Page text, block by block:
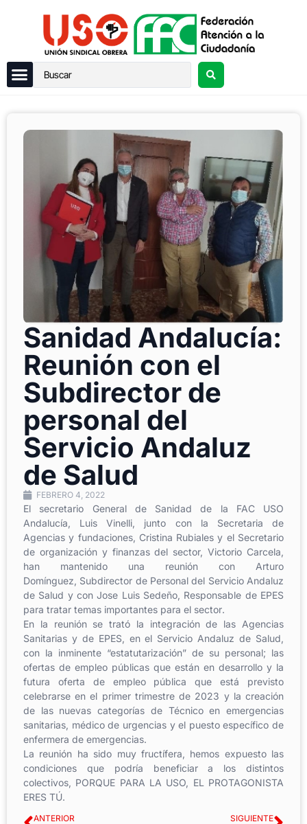
Sanidad Andalucía:
Reunión con el
Subdirector de
personal del
Servicio Andaluz
de Salud
FEBRERO 4, 2022
El secretario General de Sanidad de la FAC USO
Andalucía, Luis Vinelli, junto con la Secretaria
de
Agencias y fundaciones, Cristina Rubiales y el Secretario
de organización y finanzas del sector, Victorio Carcela,
han mantenido una reunión con Arturo
Domínguez, Subdirector de Personal del Servicio Andaluz
de Salud y con Jose Luis Sedeño, Responsable de EPES
para tratar temas importantes para el sector.
En la reunión se trató la integración de las Agencias
Sanitarias y de EPES, en el Servicio Andaluz de Salud,
con la inminente “estatutarización” de su personal; las
ofertas de empleo públicas que están en desarrollo y la
futura oferta de empleo pública que está previsto
celebrarse en el primer trimestre de 2023 y la creación
de las nuevas categorías de Técnico en emergencias
sanitarias, médico de urgencias y el puesto específico de
enfermera de emergencias.
La reunión ha sido muy fructífera, hemos expuesto las
condiciones
que podría beneficiar a los
distintos
colectivos, PORQUE PARA LA USO, EL PROTAGONISTA
ERES TÚ.
ANTERIOR SIGUIENTE